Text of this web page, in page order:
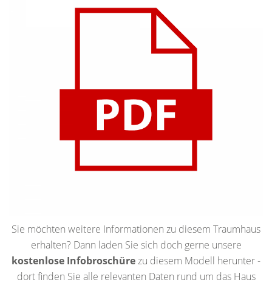
Sie möchten weitere Informationen zu diesem Traumhaus
erhalten? Dann laden Sie sich doch gerne unsere
kostenlose Infobroschürezu diesem Modell herunter -
dort finden Sie alle relevanten Daten rund um das Haus